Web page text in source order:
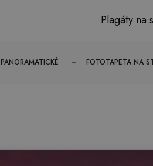
Plagáty na
PANORAMATICKÉ FOTOTAPETA NA